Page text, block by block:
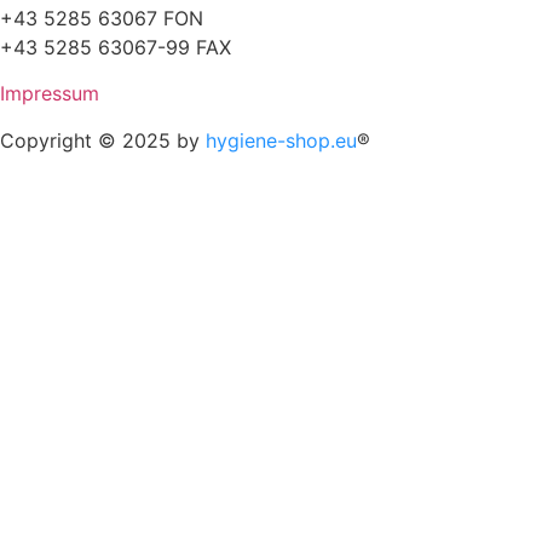
+43 5285 63067 FON
+43 5285 63067-99 FAX
Impressum
Copyright © 2025 by hygiene-shop.eu®